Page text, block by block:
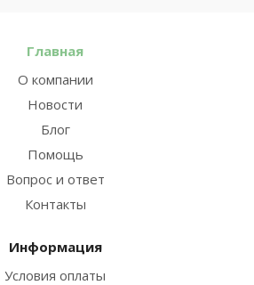
Главная
О компании
Новости
Блог
Помощь
Вопрос и ответ
Контакты
Информация
Условия оплаты